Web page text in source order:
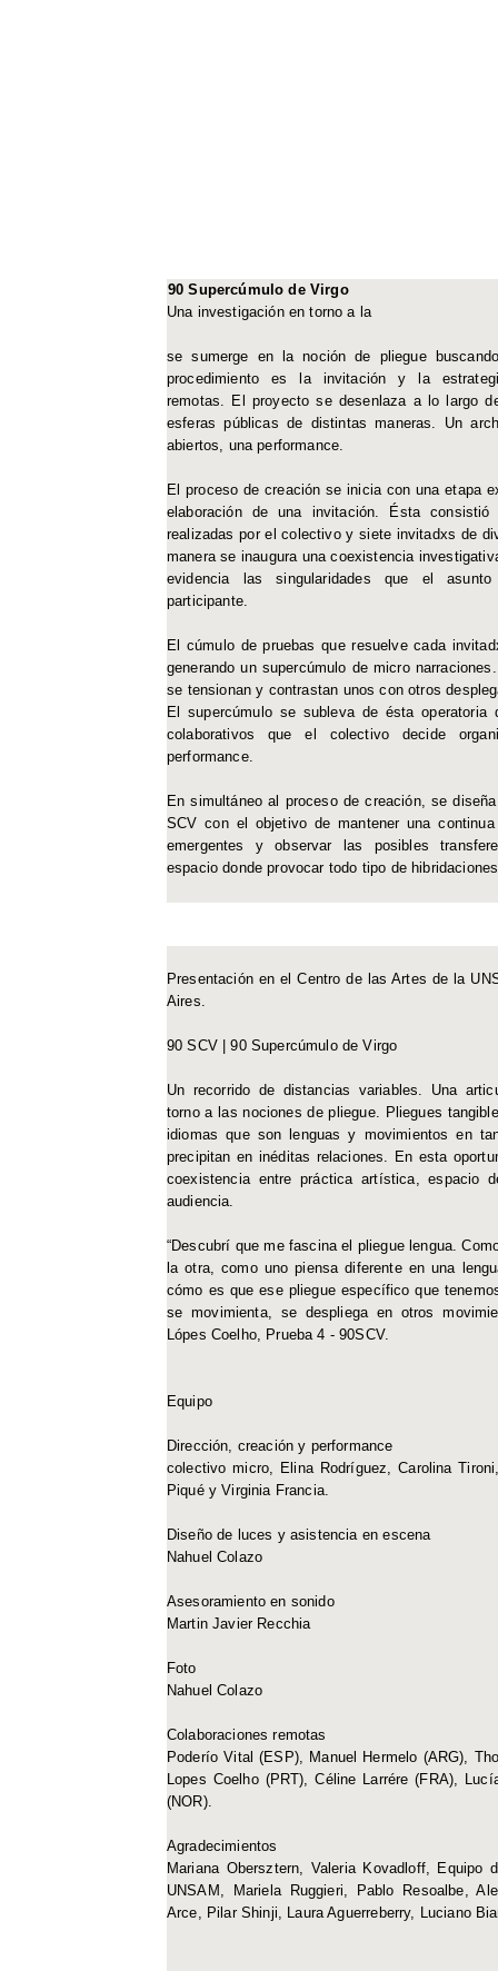
Una investigación en torno a la
se sumerge en la noción de pliegue
procedimiento es la invitación y la
remotas. El proyecto se desenlaza a lo largo
esferas públicas de distintas maneras. Un
abiertos, una performance.
El proceso de creación se inicia con una etapa
elaboración de una invitación. Ésta
realizadas por el colectivo y siete invitadxs de
manera se inaugura una coexistencia
evidencia las singularidades que el
participante.
El cúmulo de pruebas que resuelve cada
generando un supercúmulo de micro
se tensionan y contrastan unos con otros
El supercúmulo se subleva de ésta operatoria
colaborativos que el colectivo decide
performance.
En simultáneo al proceso de creación, se
SCV con el objetivo de mantener una
emergentes y observar las posibles
espacio donde provocar todo tipo de
90 Supercúmulo de Virgo
Presentación en el Centro de las Artes de la
Aires.
90 SCV | 90 Supercúmulo de Virgo
Un recorrido de distancias variables. Una
torno a las nociones de pliegue. Pliegues
idiomas que son lenguas y movimientos en
precipitan en inéditas relaciones. En esta
coexistencia entre práctica artística, espacio
audiencia.
“Descubrí que me fascina el pliegue lengua.
la otra, como uno piensa diferente en una
cómo es que ese pliegue específico que
se movimienta, se despliega en otros
Lópes Coelho, Prueba 4 - 90SCV.
Equipo
Dirección, creación y performance
colectivo micro, Elina Rodríguez, Carolina
Piqué y Virginia Francia.
Diseño de luces y asistencia en escena
Nahuel Colazo
Asesoramiento en sonido
Martin Javier Recchia
Foto
Nahuel Colazo
Colaboraciones remotas
Poderío Vital (ESP), Manuel Hermelo (ARG),
Lopes Coelho (PRT), Céline Larrére (FRA),
(NOR).
Agradecimientos
Mariana Obersztern, Valeria Kovadloff,
UNSAM, Mariela Ruggieri, Pablo Resoalbe,
Arce, Pilar Shinji, Laura Aguerreberry, Luciano